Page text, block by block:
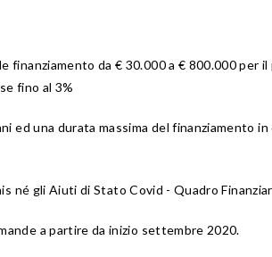
finanziamento da € 30.000 a € 800.000 per
fino al 3%
ed una durata massima del finanziamento in
né gli Aiuti di Stato Covid - Quadro
a partire da inizio settembre 2020.